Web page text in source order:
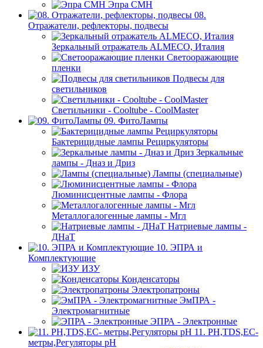
Эпра СМН
08.
Отражатели, рефлекторы, подвесы
Зеркальный отражатель ALMECO, Италия
Светооражающие
пленки
Подвесы для
светильников
Светильники - Cooltube - CoolMaster
09. ФитоЛампы
Бактерицидные лампы Рециркуляторы
Зеркальные
лампы - Дназ и Дриз
Лампы (специальные)
Люминисцентные лампы - Флора
Металлогалогенные лампы - Мгл
Натриевые лампы -
ДНаТ
10. ЭПРА и
Комплектующие
ИЗУ
Конденсаторы
Электропатроны
ЭмПРА -
Электромагнитные
ЭПРА - Электронные
11. PH,TDS,EC-
метры,Регуляторы pН